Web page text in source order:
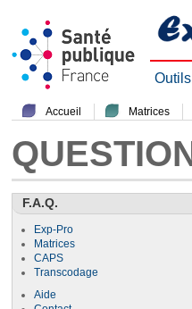
Accueil Matrices
F.A.Q.
Exp-Pro
Matrices
CAPS
Transcodage
Aide